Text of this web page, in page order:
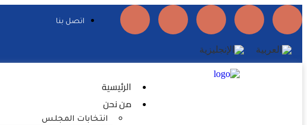
اتصل بنا
الرئيسية
من نحن
انتخابات المجلس